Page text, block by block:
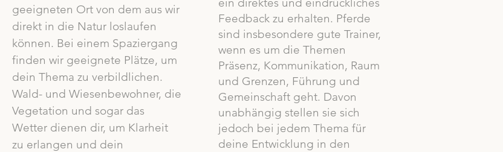
geeigneten Ort von dem aus wir
direkt in die Natur loslaufen
können. Bei einem Spaziergang
finden wir geeignete Plätze, um
dein Thema zu verbildlichen.
Wald- und Wiesenbewohner, die
Vegetation und sogar das
Wetter dienen dir, um Klarheit
zu erlangen und dein
Feedback zu erhalten. Pferde
sind insbesondere gute Trainer,
wenn es um die Themen
Präsenz, Kommunikation, Raum
und Grenzen, Führung und
Gemeinschaft geht. Davon
unabhängig stellen sie sich
jedoch bei jedem Thema für
deine Entwicklung in den